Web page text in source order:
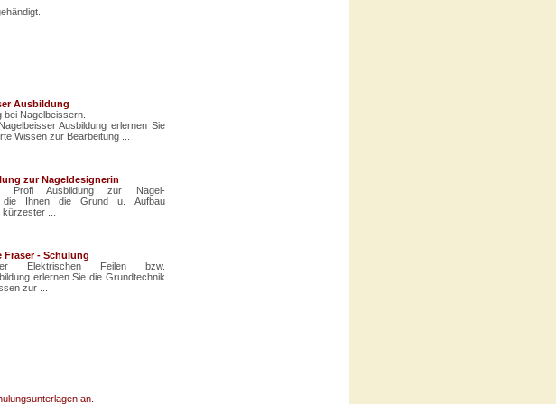
Ausbildung
bei Nagelbeissern.
Ausbildung erlernen Sie
Wissen zur Bearbeitung ...
zur Nageldesignerin
Profi Ausbildung zur Nagel-
die Ihnen die Grund u. Aufbau
...
Fräser - Schulung
Elektrischen Feilen bzw.
erlernen Sie die Grundtechnik
zur ...
an.